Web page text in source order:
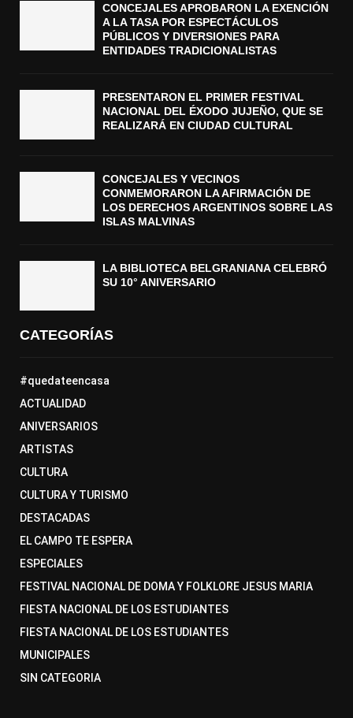
CONCEJALES APROBARON LA EXENCIÓN
A LA TASA POR ESPECTÁCULOS
PÚBLICOS Y DIVERSIONES PARA
ENTIDADES TRADICIONALISTAS
PRESENTARON EL PRIMER FESTIVAL
NACIONAL DEL ÉXODO JUJEÑO, QUE SE
REALIZARÁ EN CIUDAD CULTURAL
CONCEJALES Y VECINOS
CONMEMORARON LA AFIRMACIÓN DE
LOS DERECHOS ARGENTINOS SOBRE LAS
ISLAS MALVINAS
LA BIBLIOTECA BELGRANIANA CELEBRÓ
SU 10° ANIVERSARIO
CATEGORÍAS
#quedateencasa
ACTUALIDAD
ANIVERSARIOS
ARTISTAS
CULTURA
CULTURA Y TURISMO
DESTACADAS
EL CAMPO TE ESPERA
ESPECIALES
FESTIVAL NACIONAL DE DOMA Y FOLKLORE JESUS MARIA
FIESTA NACIONAL DE LOS ESTUDIANTES
FIESTA NACIONAL DE LOS ESTUDIANTES
MUNICIPALES
SIN CATEGORIA